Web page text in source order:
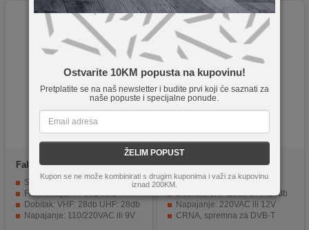
Ostvarite 10KM popusta na kupovinu!
Pretplatite se na naš newsletter i budite prvi koji će saznati za
naše popuste i specijalne ponude.
ŽELIM POPUST
Kupon se ne može kombinirati s drugim kuponima i važi za kupovinu
iznad 200KM.
Falcom ANT-208
Sobna antena sa pojačalom
Frekvencija: 47-862 Mhz
Dobitak: VHF: 28db UHF: 28db
Napajanje: 110/220VAC ili 9V
Falcom ANT-204
Frekvencija: 40-862 Mhz
Dobitak: VHF:20db UHF:36db
Napajanje: 220VAC ili 12V
CRNA, spremna za DVB-T